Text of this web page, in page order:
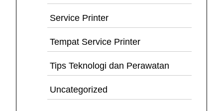
Service Printer
Tempat Service Printer
Tips Teknologi dan Perawatan
Uncategorized